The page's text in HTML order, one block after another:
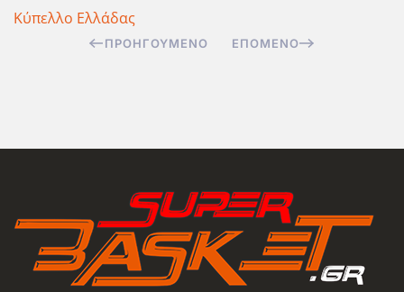
Κύπελλο Ελλάδας
ΠΡΟΗΓΟΎΜΕΝΟ ΕΠΌΜΕΝΟ